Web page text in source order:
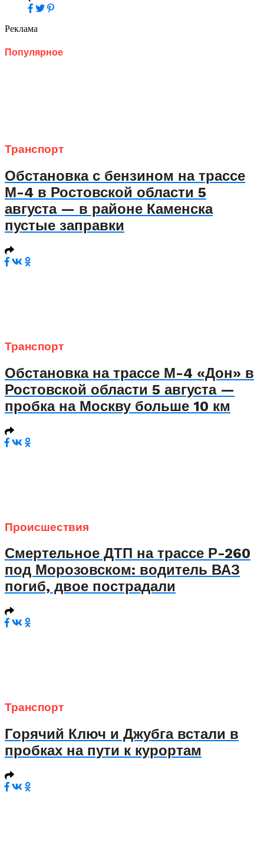
Реклама
Популярное
Транспорт
Обстановка с бензином на трассе
М-4 в Ростовской области 5
августа — в районе Каменска
пустые заправки
Транспорт
Обстановка на трассе М-4 «Дон» в
Ростовской области 5 августа —
пробка на Москву больше 10 км
Происшествия
Смертельное ДТП на трассе Р-260
под Морозовском: водитель ВАЗ
погиб, двое пострадали
Транспорт
Горячий Ключ и Джубга встали в
пробках на пути к курортам